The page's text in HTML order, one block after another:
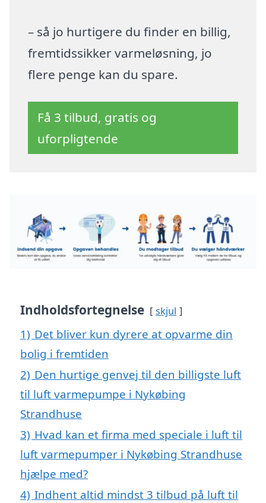
– så jo hurtigere du finder en billig,
fremtidssikker varmeløsning, jo
flere penge kan du spare.
Få 3 tilbud, gratis og
uforpligtende
Indholdsfortegnelse skjul
1) Det bliver kun dyrere at opvarme din
bolig i fremtiden
2) Den hurtige genvej til den billigste luft
til luft varmepumpe i Nykøbing
Strandhuse
3) Hvad kan et firma med speciale i luft til
luft varmepumper i Nykøbing Strandhuse
hjælpe med?
4) Indhent altid mindst 3 tilbud på luft til